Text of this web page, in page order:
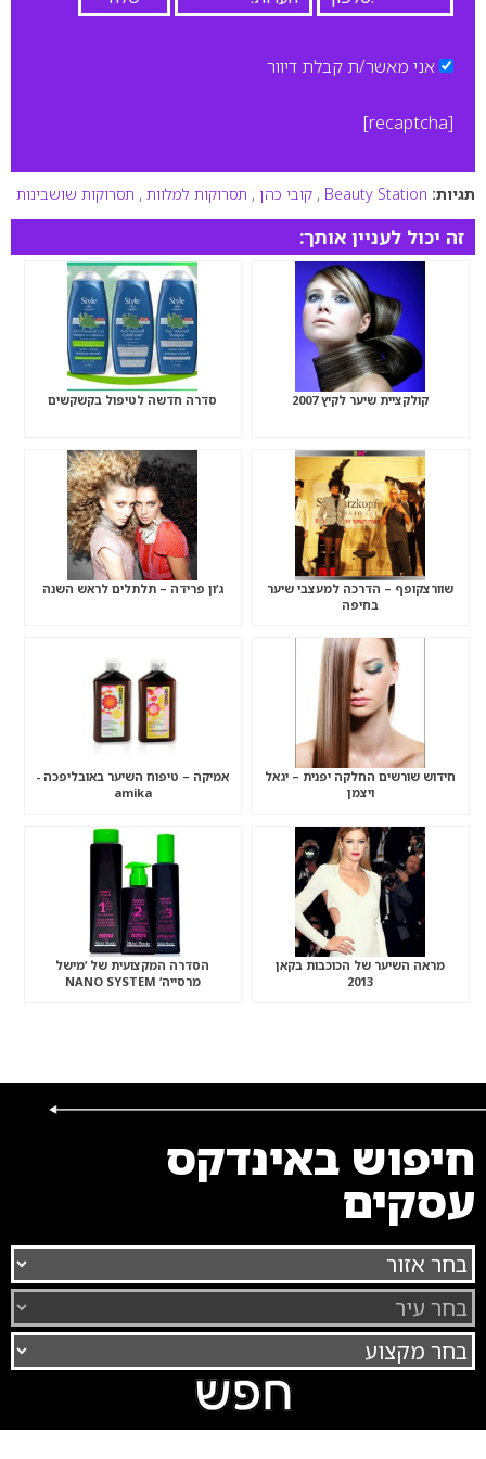
אני מאשר/ת קבלת דיוור
[recaptcha]
תגיות: Beauty Station
, קובי כהן , תסרוקות למלוות , תסרוקות שושבינות
זה יכול לעניין אותך:
קולקציית שיער לקיץ 2007 סדרה חדשה לטיפול בקשקשים
שוורצקופף – הדרכה למעצבי שיער
בחיפה
ג’ון פרידה – תלתלים לראש השנה
חידוש שורשים החלקה יפנית – יגאל
ויצמן
אמיקה – טיפוח השיער באובליפכה -
amika
מראה השיער של הכוכבות בקאן
2013
הסדרה המקצועית של ’מישל
מרסייה’ NANO SYSTEM
חיפוש באינדקס
עסקים